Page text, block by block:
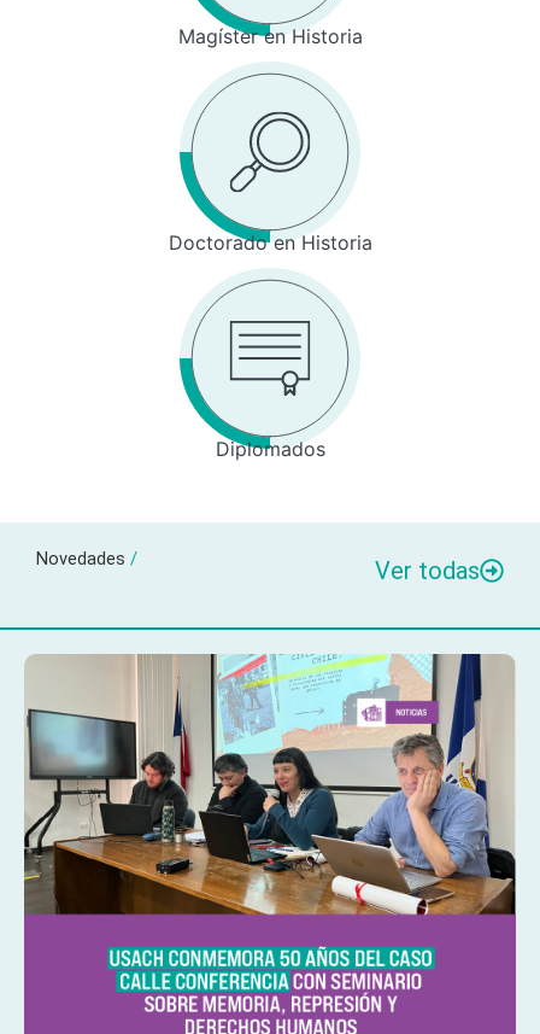
Magíster en Historia
Doctorado en Historia
Diplomados
Novedades / Ver todas